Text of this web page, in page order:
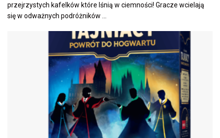
przejrzystych kafelków które lśnią w ciemności! Gracze wcielają
się w odważnych podróżników ...